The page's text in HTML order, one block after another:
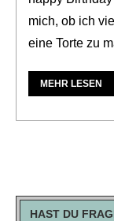
mich, ob ich
eine Torte zu
MEHR LESEN
HAST DU